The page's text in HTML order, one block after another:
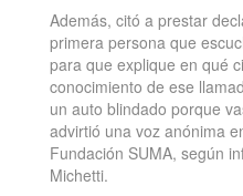
Además, citó a prestar
primera persona que
para que explique en qué
conocimiento de ese
un auto blindado porque
advirtió una voz anónima
Fundación SUMA, según
Michetti.